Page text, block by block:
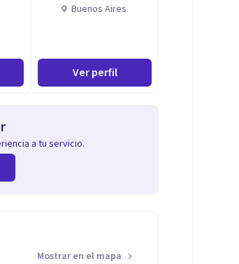
Buenos Aires
Ver perfil
a tu servicio.
Mostrar en el mapa